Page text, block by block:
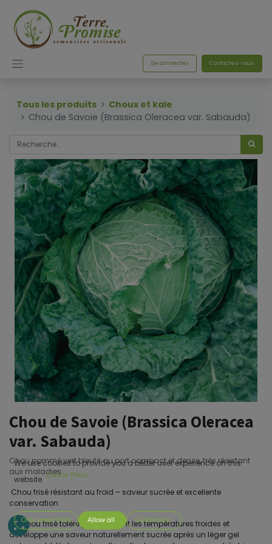
Se connecter Contactez-nous
Tous les produits
Choux et kale
Chou de Savoie (Brassica Oleracea var. Sabauda)
Chou de Savoie (Brassica Oleracea
var. Sabauda)
Chou pommé vert bleuté au port compact et dense, très résistant
aux maladies
Chou frisé résistant au froid – saveur sucrée et excellente
conservation
Ce chou frisé tolère parfaitement les températures froides et
développe une saveur naturellement sucrée après un léger gel
We use cookies to provide you a better user experience on this
website. Cookie Policy
Only essentials Allow all Customize